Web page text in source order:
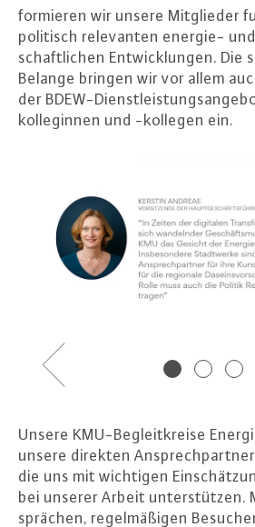
for­mie­ren wir unsere Mit­glie­der
politisch re­le­van­ten energie-
schaft­li­chen Ent­wick­lun­gen. Die
Be­lan­ge bringen wir vor allem
der BDEW-
kol­le­gin­nen und -kollegen ein.
Unsere KMU-Be­gleit­krei­se
unsere direkten
die uns mit wichtigen
bei unserer Arbeit un­ter­stüt­zen.
sprä­chen, re­gel­mä­ßi­gen